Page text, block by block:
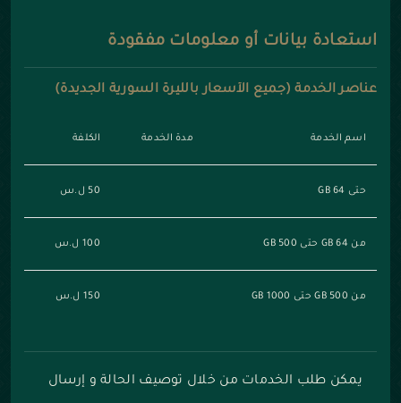
استعادة بيانات أو معلومات مفقودة
عناصر الخدمة (جميع الأسعار بالليرة السورية الجديدة)
اسم الخدمة مدة الخدمة الكلفة
حتى 64 GB 50 ل.س
من 64 GB حتى 500 GB 100 ل.س
من 500 GB حتى 1000 GB 150 ل.س
يمكن طلب الخدمات من خلال توصيف الحالة و إرسال